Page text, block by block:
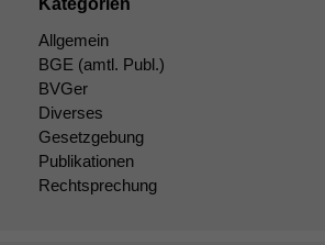
Kategorien
Allgemein
BGE (amtl. Publ.)
BVGer
Diverses
Gesetzgebung
Publikationen
Rechtsprechung